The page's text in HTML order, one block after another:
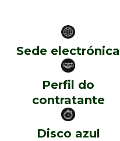
Sede electrónica
Perfil do
contratante
Disco azul